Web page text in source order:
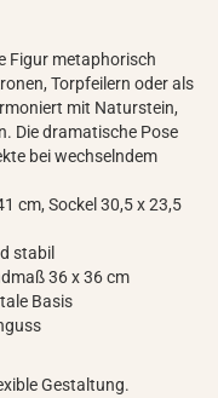
Figur metaphorisch
Torpfeilern oder als
mit Naturstein,
Die dramatische Pose
bei wechselndem
cm, Sockel 30,5 x 23,5
stabil
36 x 36 cm
Basis
Gestaltung.